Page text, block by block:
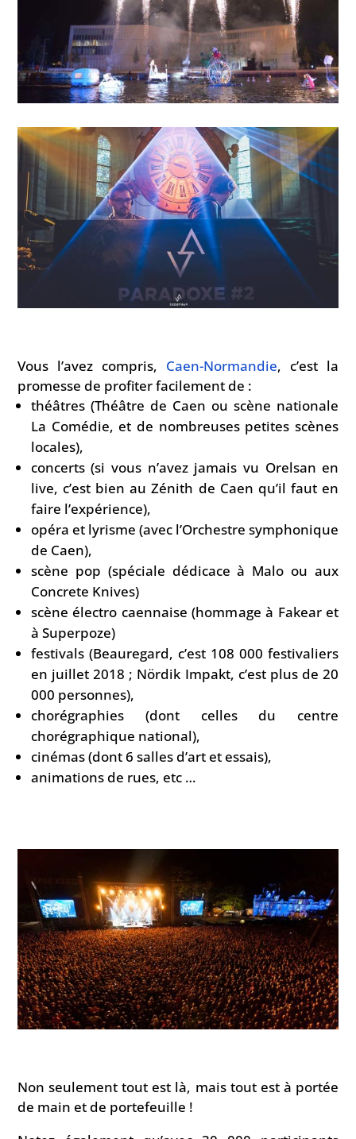
Vous l’avez compris, Caen-Normandie, c’est la
promesse de profiter facilement de :
théâtres (Théâtre de Caen ou scène nationale
La Comédie, et de nombreuses petites scènes
locales),
concerts (si vous n’avez jamais vu Orelsan en
live, c’est bien au Zénith de Caen qu’il faut en
faire l’expérience),
opéra et lyrisme (avec l’Orchestre symphonique
de Caen),
scène pop (spéciale dédicace à Malo ou aux
Concrete Knives)
scène électro caennaise (hommage à Fakear et
à Superpoze)
festivals (Beauregard, c’est 108 000 festivaliers
en juillet 2018 ; Nördik Impakt, c’est plus de 20
000 personnes),
chorégraphies (dont celles du centre
chorégraphique national),
cinémas (dont 6 salles d’art et essais),
animations de rues, etc …
Non seulement tout est là, mais tout est à portée
de main et de portefeuille !